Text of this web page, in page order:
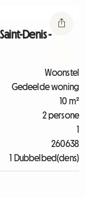
Denis -
Woonstel
Gedeelde woning
10 m²
2 persone
1
260638
1 Dubbelbed(dens)